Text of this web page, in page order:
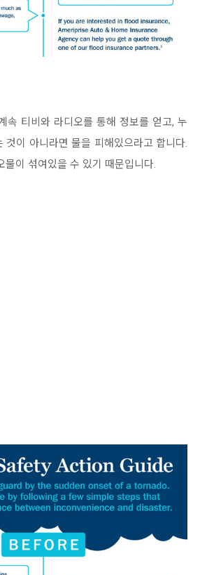
속 티비와 라디오를 통해 정보를 얻고, 누
것이 아니라면 물을 피해있으라고 합니다.
물이 섞여있을 수 있기 때문입니다.